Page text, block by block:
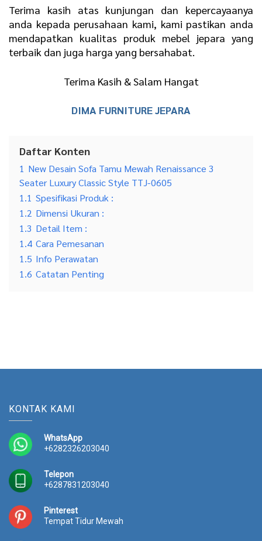
Terima kasih atas kunjungan dan kepercayaanya
anda kepada perusahaan kami, kami pastikan anda
mendapatkan kualitas produk mebel jepara yang
terbaik dan juga harga yang bersahabat.
Terima Kasih & Salam Hangat
DIMA FURNITURE JEPARA
Daftar Konten
1 New Desain Sofa Tamu Mewah Renaissance 3
Seater Luxury Classic Style TTJ-0605
1.1 Spesifikasi Produk :
1.2 Dimensi Ukuran :
1.3 Detail Item :
1.4 Cara Pemesanan
1.5 Info Perawatan
1.6 Catatan Penting
KONTAK KAMI
WhatsApp
+6282326203040
Telepon
+6287831203040
Pinterest
Tempat Tidur Mewah